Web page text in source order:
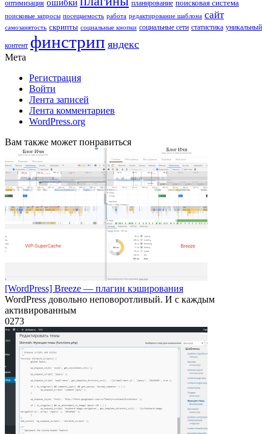
оптимизация ошибки планирование поисковая система
поисковые запросы посещаемость работа редактирование шаблона сайт
самозанятость скрипты социальные кнопки социальные сети статистика уникальный
контент финстрип яндекс
Мета
Регистрация
Войти
Лента записей
Лента комментариев
WordPress.org
Вам также может понравиться
[WordPress] Breeze — плагин кэширования
WordPress довольно неповоротливый. И с каждым
активированным
0273